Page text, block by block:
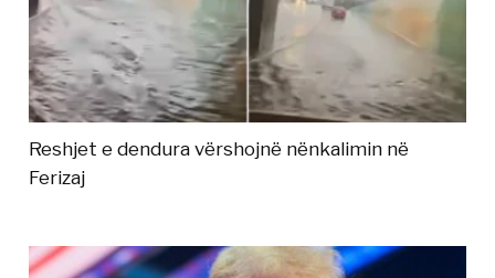
Reshjet e dendura vërshojnë nënkalimin në
Ferizaj